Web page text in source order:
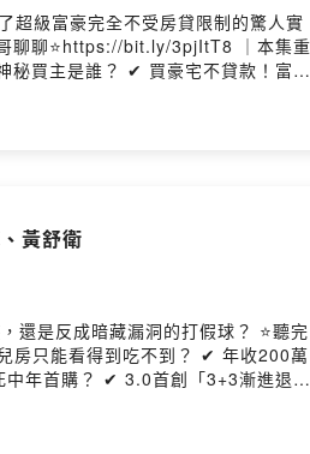
超級富豪完全不受房貸限制的驚人實
bit.ly/3pjItT8 ｜本集重
買主是誰？ ✔ 買豪宅不貸款！富豪
黃舒衛
還是反成暗藏漏洞的打假球？ ⭐聽完
中年首購？ ✔ 3.0首創「3+3漸進退